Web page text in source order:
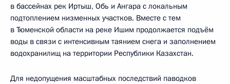
в бассейнах рек Иртыш, Обь и Ангара с локальным
подтоплением низменных участков. Вместе с тем
в Тюменской области на реке Ишим продолжается подъём
воды в связи с интенсивным таянием снега и заполнением
водохранилищ на территории Республики Казахстан.
Для недопущения масштабных последствий паводков